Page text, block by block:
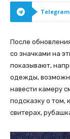
Telegram
После
со значками на
показывают,
одежды,
навести камеру
подсказку о том,
свитерах,